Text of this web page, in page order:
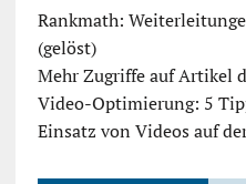
Rankmath:
(gelöst)
Mehr Zugriffe auf Artikel
Video-Optimierung: 5
Einsatz von Videos auf